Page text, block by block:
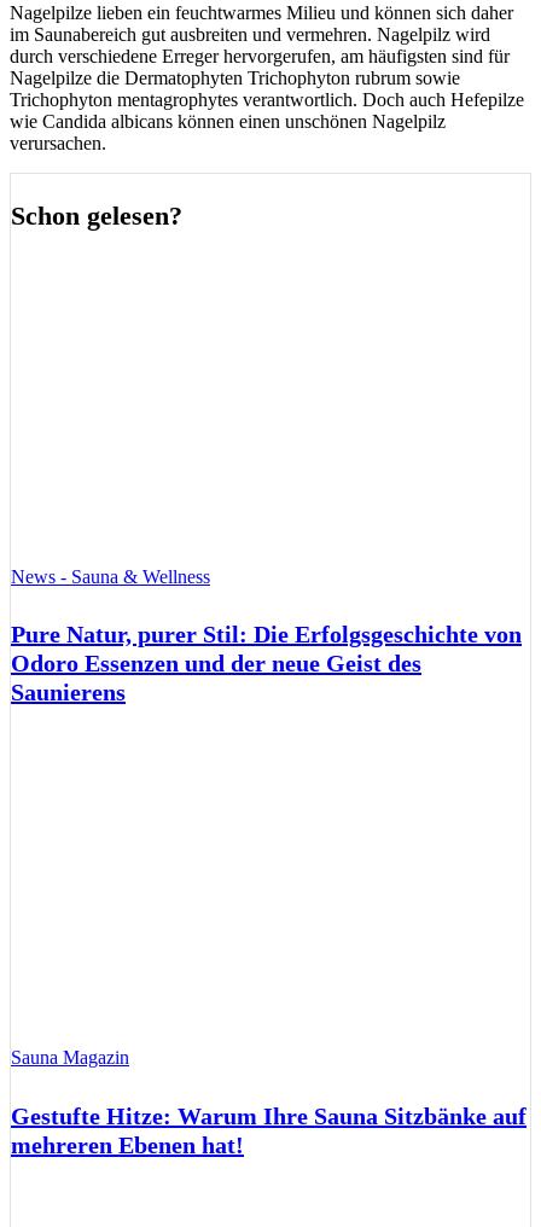
Nagelpilze lieben ein feuchtwarmes Milieu und können sich daher
im Saunabereich gut ausbreiten und vermehren. Nagelpilz wird
durch verschiedene Erreger hervorgerufen, am häufigsten sind für
Nagelpilze die Dermatophyten Trichophyton rubrum sowie
Trichophyton mentagrophytes verantwortlich. Doch auch Hefepilze
wie Candida albicans können einen unschönen Nagelpilz
verursachen.
Schon gelesen?
News - Sauna & Wellness
Pure Natur, purer Stil: Die Erfolgsgeschichte von
Odoro Essenzen und der neue Geist des
Saunierens
Sauna Magazin
Gestufte Hitze: Warum Ihre Sauna Sitzbänke auf
mehreren Ebenen hat!